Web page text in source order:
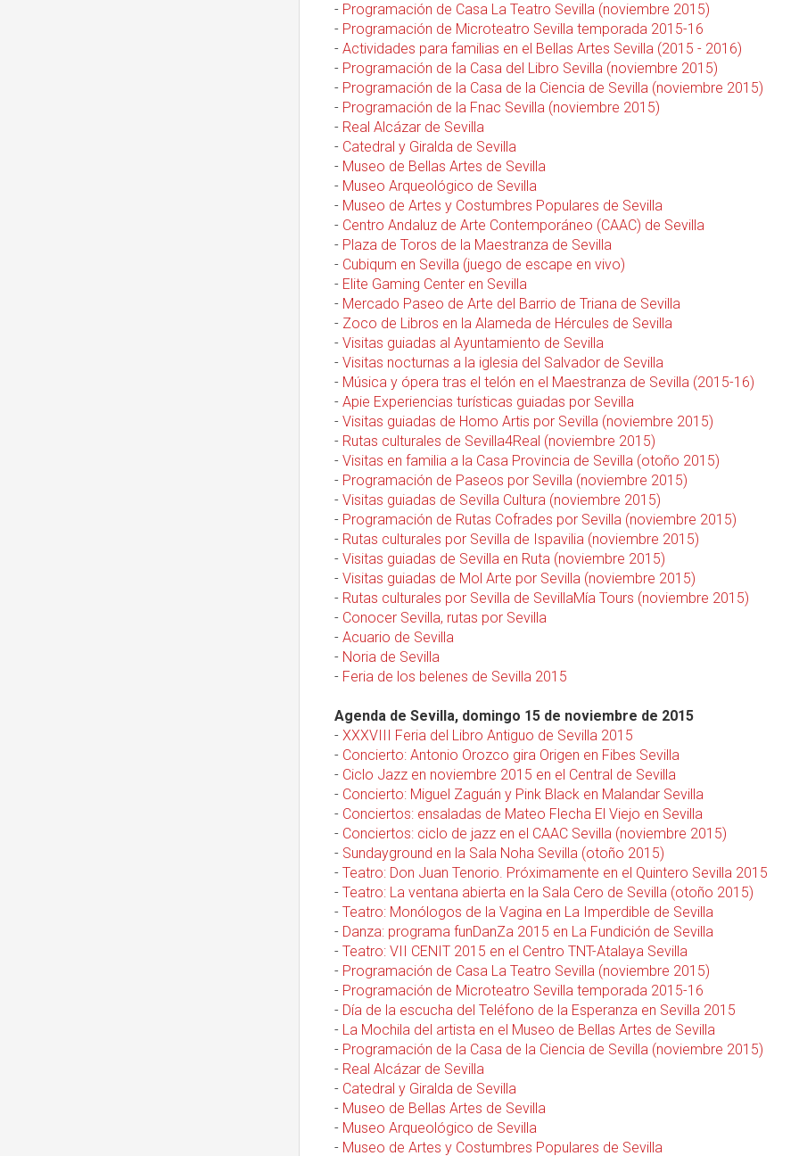
- Programación de Casa La Teatro Sevilla (noviembre 2015)
- Programación de Microteatro Sevilla temporada 2015-16
- Actividades para familias en el Bellas Artes Sevilla (2015 - 2016)
- Programación de la Casa del Libro Sevilla (noviembre 2015)
- Programación de la Casa de la Ciencia de Sevilla (noviembre 2015)
- Programación de la Fnac Sevilla (noviembre 2015)
- Real Alcázar de Sevilla
- Catedral y Giralda de Sevilla
- Museo de Bellas Artes de Sevilla
- Museo Arqueológico de Sevilla
- Museo de Artes y Costumbres Populares de Sevilla
- Centro Andaluz de Arte Contemporáneo (CAAC) de Sevilla
- Plaza de Toros de la Maestranza de Sevilla
- Cubiqum en Sevilla (juego de escape en vivo)
- Elite Gaming Center en Sevilla
- Mercado Paseo de Arte del Barrio de Triana de Sevilla
- Zoco de Libros en la Alameda de Hércules de Sevilla
- Visitas guiadas al Ayuntamiento de Sevilla
- Visitas nocturnas a la iglesia del Salvador de Sevilla
- Música y ópera tras el telón en el Maestranza de Sevilla (2015-16)
- Apie Experiencias turísticas guiadas por Sevilla
- Visitas guiadas de Homo Artis por Sevilla (noviembre 2015)
- Rutas culturales de Sevilla4Real (noviembre 2015)
- Visitas en familia a la Casa Provincia de Sevilla (otoño 2015)
- Programación de Paseos por Sevilla (noviembre 2015)
- Visitas guiadas de Sevilla Cultura (noviembre 2015)
- Programación de Rutas Cofrades por Sevilla (noviembre 2015)
- Rutas culturales por Sevilla de Ispavilia (noviembre 2015)
- Visitas guiadas de Sevilla en Ruta (noviembre 2015)
- Visitas guiadas de Mol Arte por Sevilla (noviembre 2015)
- Rutas culturales por Sevilla de SevillaMía Tours (noviembre 2015)
- Conocer Sevilla, rutas por Sevilla
- Acuario de Sevilla
- Noria de Sevilla
- Feria de los belenes de Sevilla 2015
Agenda de Sevilla, domingo 15 de noviembre de 2015
- XXXVIII Feria del Libro Antiguo de Sevilla 2015
- Concierto: Antonio Orozco gira Origen en Fibes Sevilla
- Ciclo Jazz en noviembre 2015 en el Central de Sevilla
- Concierto: Miguel Zaguán y Pink Black en Malandar Sevilla
- Conciertos: ensaladas de Mateo Flecha El Viejo en Sevilla
- Conciertos: ciclo de jazz en el CAAC Sevilla (noviembre 2015)
- Sundayground en la Sala Noha Sevilla (otoño 2015)
- Teatro: Don Juan Tenorio. Próximamente en el Quintero Sevilla 2015
- Teatro: La ventana abierta en la Sala Cero de Sevilla (otoño 2015)
- Teatro: Monólogos de la Vagina en La Imperdible de Sevilla
- Danza: programa funDanZa 2015 en La Fundición de Sevilla
- Teatro: VII CENIT 2015 en el Centro TNT-Atalaya Sevilla
- Programación de Casa La Teatro Sevilla (noviembre 2015)
- Programación de Microteatro Sevilla temporada 2015-16
- Día de la escucha del Teléfono de la Esperanza en Sevilla 2015
- La Mochila del artista en el Museo de Bellas Artes de Sevilla
- Programación de la Casa de la Ciencia de Sevilla (noviembre 2015)
- Real Alcázar de Sevilla
- Catedral y Giralda de Sevilla
- Museo de Bellas Artes de Sevilla
- Museo Arqueológico de Sevilla
- Museo de Artes y Costumbres Populares de Sevilla